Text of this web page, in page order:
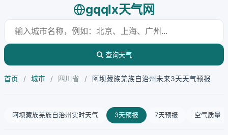
gqqlx天气网
查询天气
首页 / 城市 / 四川省 / 阿坝藏族羌族自治州未来3天天气预报
阿坝藏族羌族自治州实时天气 3天预报 7天预报 空气质量